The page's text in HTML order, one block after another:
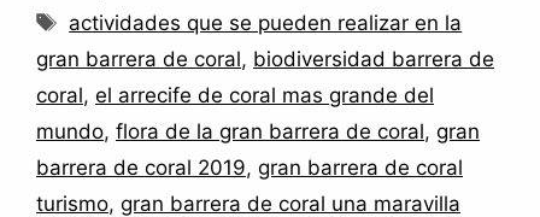
Etiquetas
actividades que se pueden realizar en la
gran barrera de coral, biodiversidad barrera de
coral, el arrecife de coral mas grande del
mundo, flora de la gran barrera de coral, gran
barrera de coral 2019, gran barrera de coral
turismo, gran barrera de coral una maravilla